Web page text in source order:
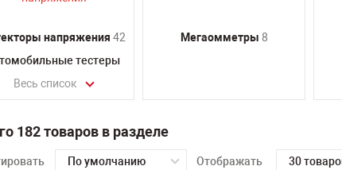
напряжения 42
тестеры
Весь список
Мегаомметры 8
182 товаров в разделе
По умолчанию Отображать 30